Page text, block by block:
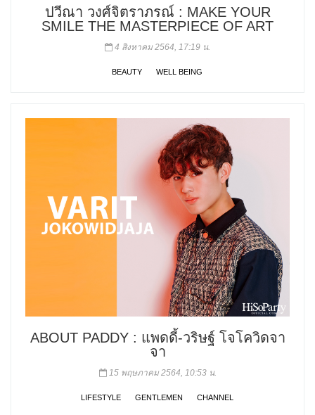
ปวีณา วงศ์จิตราภรณ์ : MAKE YOUR
SMILE THE MASTERPIECE OF ART
4 สิงหาคม 2564, 17:19 น.
BEAUTY WELL BEING
ABOUT PADDY : แพดดี้-วริษฐ์ โจโควิดจา
จา
15 พฤษภาคม 2564, 10:53 น.
LIFESTYLE GENTLEMEN CHANNEL